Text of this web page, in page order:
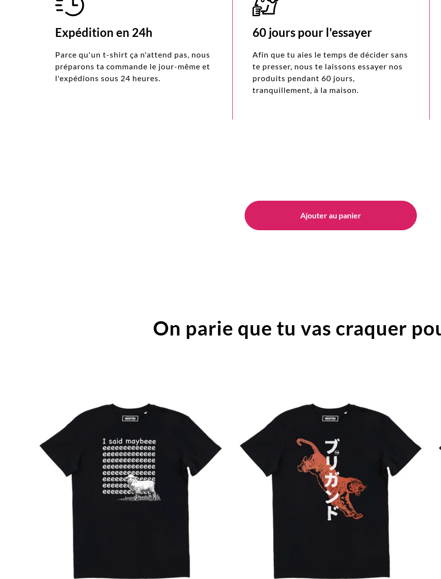
Expédition en 24h
Parce qu'un t-shirt ça n'attend pas, nous
préparons ta commande le jour-même et
l'expédions sous 24 heures.
60 jours pour l'essayer
Afin que tu aies le temps de décider sans
te presser, nous te laissons essayer nos
produits pendant 60 jours,
tranquillement, à la maison.
Ajouter au panier
On parie que tu vas craquer